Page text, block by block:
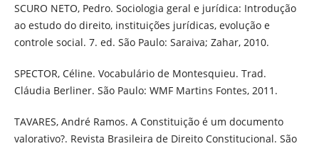
SCURO NETO, Pedro. Sociologia geral e jurídica: Introdução
ao estudo do direito, instituições jurídicas, evolução e
controle social. 7. ed. São Paulo: Saraiva; Zahar, 2010.
SPECTOR, Céline. Vocabulário de Montesquieu. Trad.
Cláudia Berliner. São Paulo: WMF Martins Fontes, 2011.
TAVARES, André Ramos. A Constituição é um documento
valorativo?. Revista Brasileira de Direito Constitucional. São